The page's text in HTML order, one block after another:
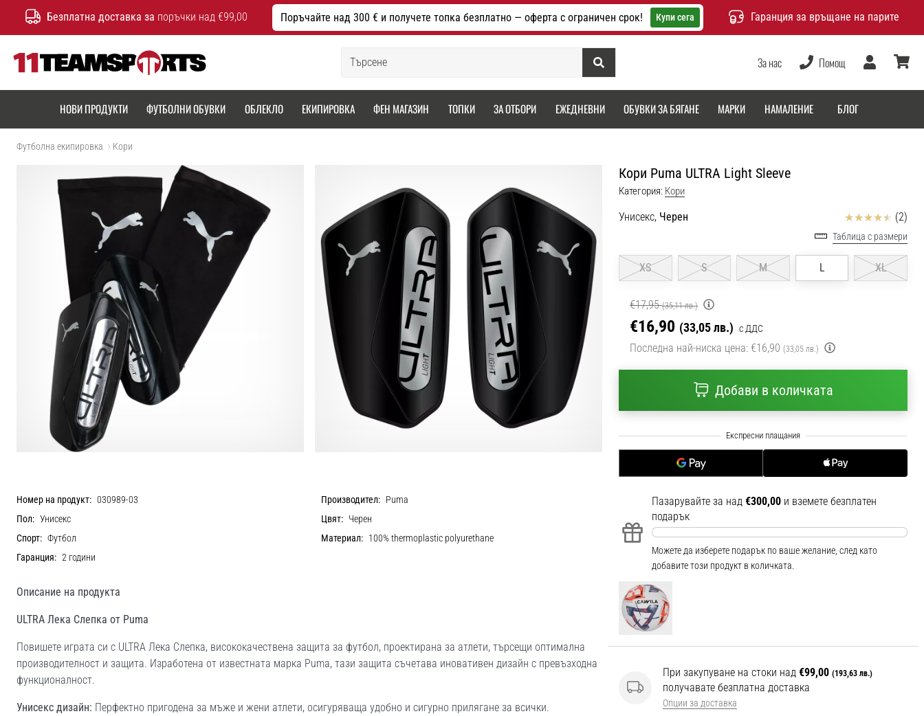
Безплатна доставка за поръчки над €99,00 Поръчайте над 300 € и получете топка безплатно — оферта с ограничен срок! Купи сега Гаранция за връщане на парите
Търсене
За нас Помощ
Потребител
НОВИ ПРОДУКТИ ФУТБОЛНИ ОБУВКИ ОБЛЕКЛО ЕКИПИРОВКА ФЕН МАГАЗИН ТОПКИ ЗА ОТБОРИ ЕЖЕДНЕВНИ ОБУВКИ ЗА БЯГАНЕ МАРКИ НАМАЛЕНИЕ БЛОГ
Футболна екипировка Кори
Кори Puma ULTRA Light Sleeve
Категория: Кори
Унисекс, Черен Отзиви (2)
Таблица с размери
XS S M L XL
€17,95 (35,11 лв.)
€16,90 (33,05 лв.) с ДДС
Последна най-ниска цена: €16,90 (33,05 лв.)
Добави в количката
Пазарувайте за над €300,00 и вземете безплатен
подарък
Можете да изберете подарък по ваше желание, след като
добавите този продукт в количката.
При закупуване на стоки над €99,00 (193,63 лв.)
получавате безплатна доставка
Опции за доставка
Номер на продукт: 030989-03 Производител: Puma
Пол: Унисекс Цвят: Черен
Спорт: Футбол Материал: 100% thermoplastic polyurethane
Гаранция: 2 години
Описание на продукта
ULTRA Лека Слепка от Puma
Повишете играта си с ULTRA Лека Слепка, висококачествена защита за футбол, проектирана за атлети, търсещи оптимална
производителност и защита. Изработена от известната марка Puma, тази защита съчетава иновативен дизайн с превъзходна
функционалност.
Унисекс дизайн: Перфектно пригодена за мъже и жени атлети, осигуряваща удобно и сигурно прилягане за всички.